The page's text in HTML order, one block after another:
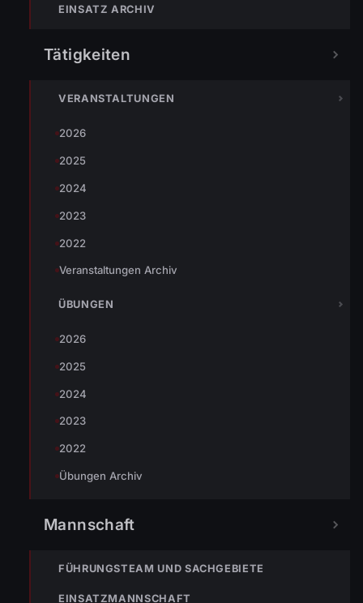
EINSATZ ARCHIV
Tätigkeiten
VERANSTALTUNGEN
2026
2025
2024
2023
2022
Veranstaltungen Archiv
ÜBUNGEN
2026
2025
2024
2023
2022
Übungen Archiv
Mannschaft
FÜHRUNGSTEAM UND SACHGEBIETE
EINSATZMANNSCHAFT
Ein vollbeladener LKW-Sattelzug ist auf einen schmalen
versuchte er den LKW wieder zurück auf die Straße zu
lenken, fuhr dabei aber in die Wiese und hatte sich
festgefahren. Wir rückten mit dem LFA-B an und konnten
mittels Seilwinde Vorspann geben bis der LKW wieder auf